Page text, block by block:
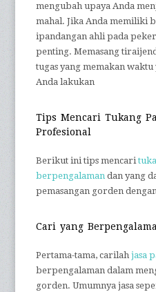
mengubah upaya Anda
mahal. Jika Anda memiliki
ipandangan ahli pada
penting. Memasang
tugas yang memakan
Anda lakukan
Tips Mencari Tukang
Profesional
Berikut ini tips mencari
berpengalaman dan yang
pemasangan gorden
Cari yang
Pertama-tama, carilah jasa
berpengalaman dalam
gorden. Umumnya jasa